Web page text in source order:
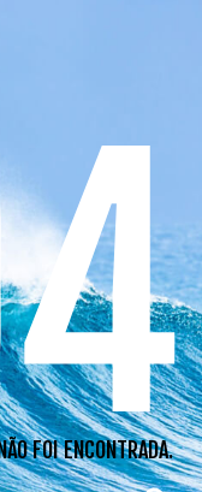
FOI ENCONTRADA.